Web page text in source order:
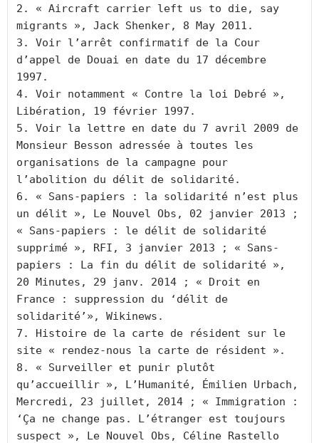
2. « Aircraft carrier left us to die, say
migrants », Jack Shenker, 8 May 2011.
3. Voir l’arrêt confirmatif de la Cour
d’appel de Douai en date du 17 décembre
1997.
4. Voir notamment « Contre la loi Debré »,
Libération, 19 février 1997.
5. Voir la lettre en date du 7 avril 2009 de
Monsieur Besson adressée à toutes les
organisations de la campagne pour
l’abolition du délit de solidarité.
6. « Sans-papiers : la solidarité n’est plus
un délit », Le Nouvel Obs, 02 janvier 2013 ;
« Sans-papiers : le délit de solidarité
supprimé », RFI, 3 janvier 2013 ; « Sans-
papiers : La fin du délit de solidarité »,
20 Minutes, 29 janv. 2014 ; « Droit en
France : suppression du ‘délit de
solidarité’», Wikinews.
7. Histoire de la carte de résident sur le
site « rendez-nous la carte de résident ».
8. « Surveiller et punir plutôt
qu’accueillir », L’Humanité, Émilien Urbach,
Mercredi, 23 juillet, 2014 ; « Immigration :
‘Ça ne change pas. L’étranger est toujours
suspect », Le Nouvel Obs, Céline Rastello